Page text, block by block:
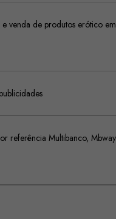
venda de produtos erótico em
referência Multibanco,